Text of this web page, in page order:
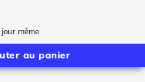
même
au panier